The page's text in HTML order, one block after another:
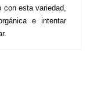
esta variedad,
e intentar